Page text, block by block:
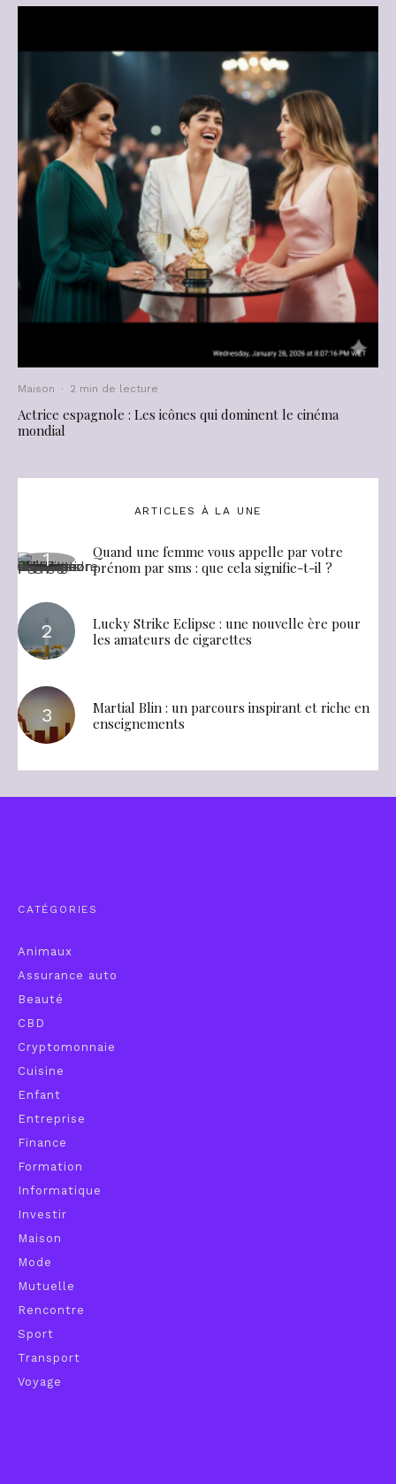
Maison · 2 min de lecture
Actrice espagnole : Les icônes qui dominent le cinéma
mondial
ARTICLES À LA UNE
Quand une femme vous appelle par votre
prénom par sms : que cela signifie-t-il ?
Lucky Strike Eclipse : une nouvelle ère pour
les amateurs de cigarettes
Martial Blin : un parcours inspirant et riche en
enseignements
CATÉGORIES
Animaux
Assurance auto
Beauté
CBD
Cryptomonnaie
Cuisine
Enfant
Entreprise
Finance
Formation
Informatique
Investir
Maison
Mode
Mutuelle
Rencontre
Sport
Transport
Voyage